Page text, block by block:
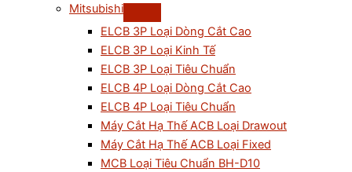
Mitsubishi
ELCB 3P Loại Dòng Cắt Cao
ELCB 3P Loại Kinh Tế
ELCB 3P Loại Tiêu Chuẩn
ELCB 4P Loại Dòng Cắt Cao
ELCB 4P Loại Tiêu Chuẩn
Máy Cắt Hạ Thế ACB Loại Drawout
Máy Cắt Hạ Thế ACB Loại Fixed
MCB Loại Tiêu Chuẩn BH-D10